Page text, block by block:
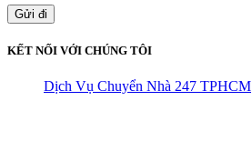
KẾT NỐI VỚI CHÚNG TÔI
Dịch Vụ Chuyển Nhà 247 TPHCM